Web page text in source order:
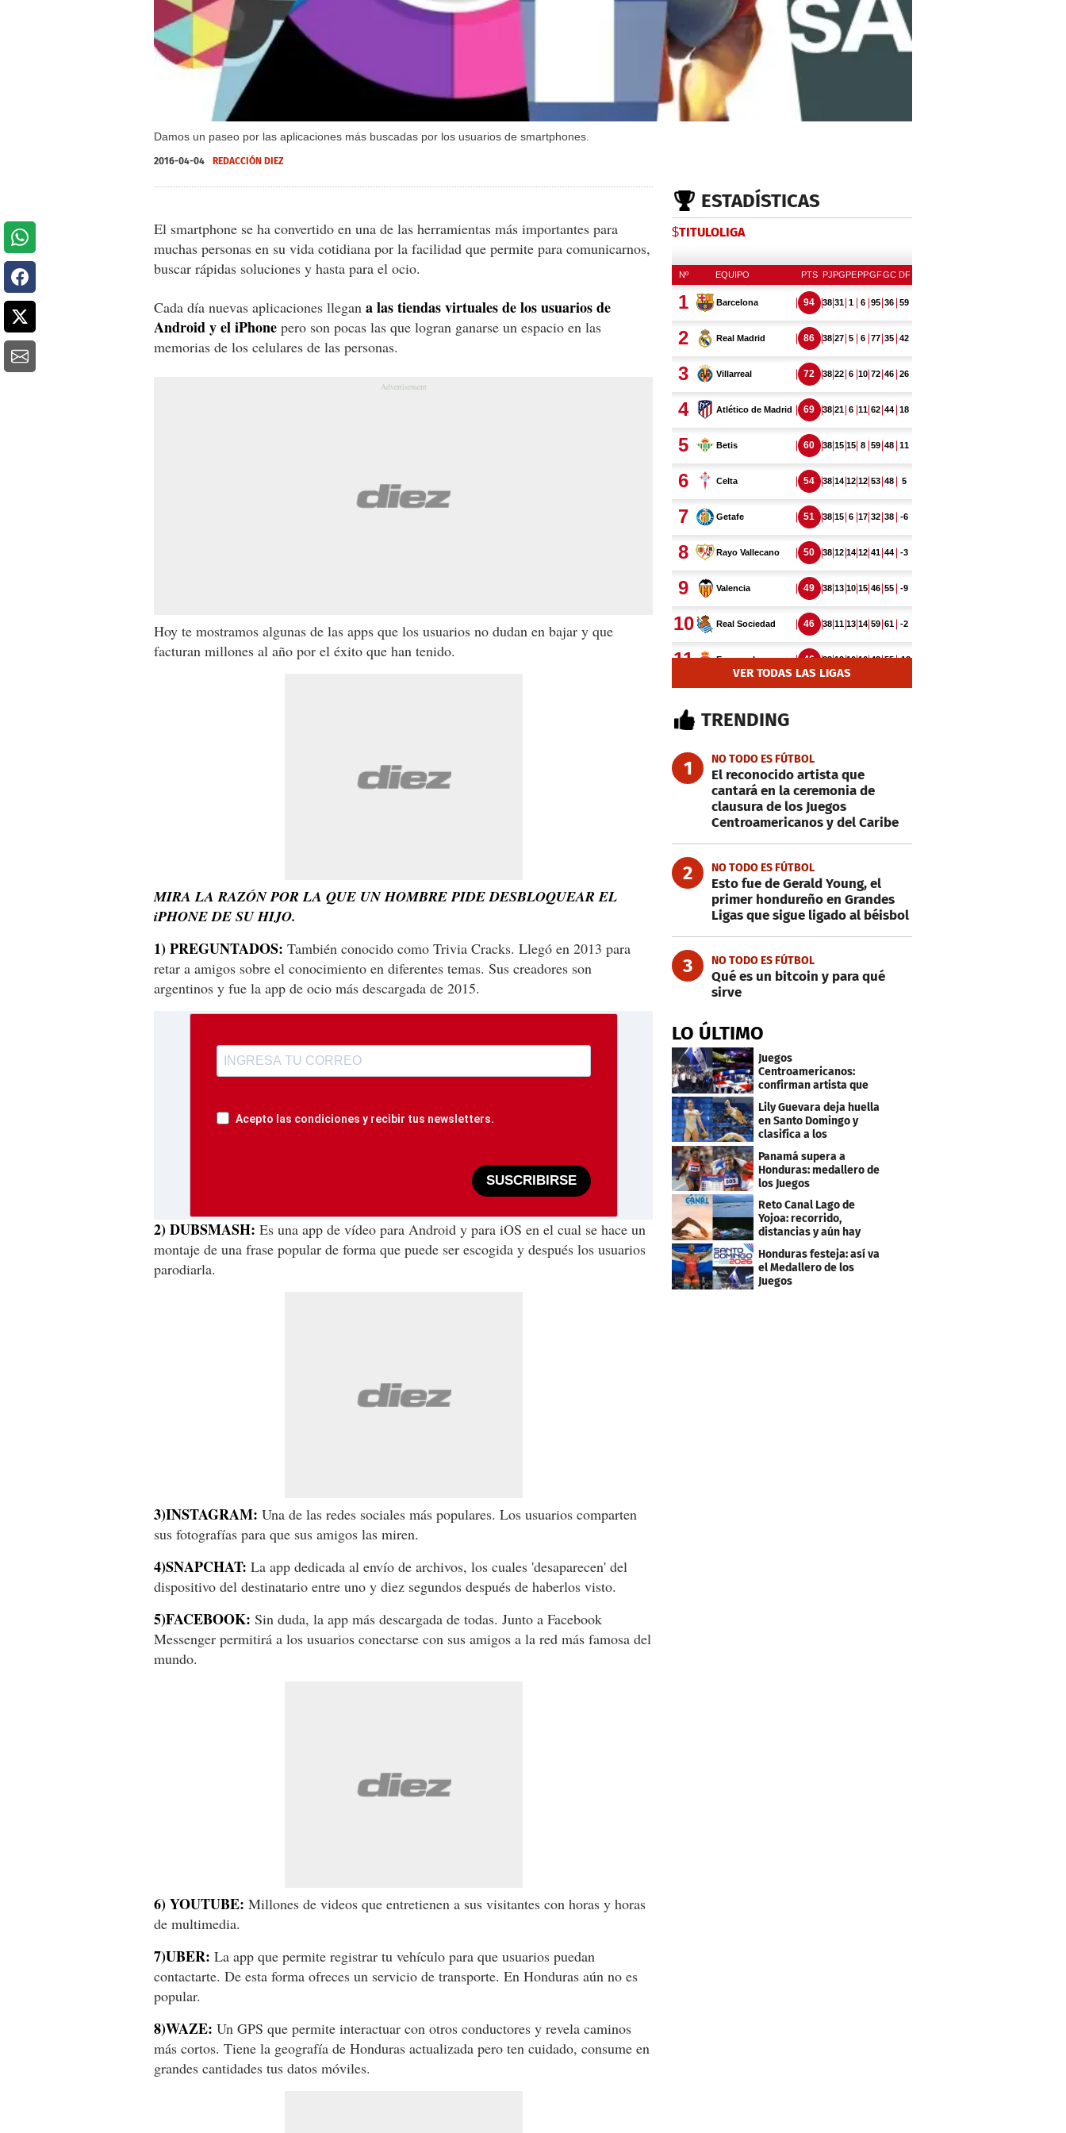
Damos un paseo por las aplicaciones más buscadas por los usuarios de smartphones.
2016-04-04 REDACCIÓN DIEZ
El smartphone se ha convertido en una de las herramientas más importantes para
muchas personas en su vida cotidiana por la facilidad que permite para comunicarnos,
buscar rápidas soluciones y hasta para el ocio.
Cada día nuevas aplicaciones llegan a las tiendas virtuales de los usuarios de
Android y el iPhone pero son pocas las que logran ganarse un espacio en las
memorias de los celulares de las personas.
Hoy te mostramos algunas de las apps que los usuarios no dudan en bajar y que
facturan millones al año por el éxito que han tenido.
MIRA LA RAZÓN POR LA QUE UN HOMBRE PIDE DESBLOQUEAR EL
iPHONE DE SU HIJO.
1) PREGUNTADOS: También conocido como Trivia Cracks. Llegó en 2013 para
retar a amigos sobre el conocimiento en diferentes temas. Sus creadores son
argentinos y fue la app de ocio más descargada de 2015.
Acepto las condiciones y recibir tus newsletters.
SUSCRIBIRSE
2) DUBSMASH: Es una app de vídeo para Android y para iOS en el cual se hace un
montaje de una frase popular de forma que puede ser escogida y después los usuarios
parodiarla.
3)INSTAGRAM: Una de las redes sociales más populares. Los usuarios comparten
sus fotografías para que sus amigos las miren.
4)SNAPCHAT: La app dedicada al envío de archivos, los cuales 'desaparecen' del
dispositivo del destinatario entre uno y diez segundos después de haberlos visto.
5)FACEBOOK: Sin duda, la app más descargada de todas. Junto a Facebook
Messenger permitirá a los usuarios conectarse con sus amigos a la red más famosa del
mundo.
6) YOUTUBE: Millones de videos que entretienen a sus visitantes con horas y horas
de multimedia.
7)UBER: La app que permite registrar tu vehículo para que usuarios puedan
contactarte. De esta forma ofreces un servicio de transporte. En Honduras aún no es
popular.
8)WAZE: Un GPS que permite interactuar con otros conductores y revela caminos
más cortos. Tiene la geografía de Honduras actualizada pero ten cuidado, consume en
grandes cantidades tus datos móviles.
ESTADÍSTICAS
$TITULOLIGA
VER TODAS LAS LIGAS
TRENDING
1 NO TODO ES FÚTBOL
El reconocido artista que
cantará en la ceremonia de
clausura de los Juegos
Centroamericanos y del Caribe
2 NO TODO ES FÚTBOL
Esto fue de Gerald Young, el
primer hondureño en Grandes
Ligas que sigue ligado al béisbol
3 NO TODO ES FÚTBOL
Qué es un bitcoin y para qué
sirve
LO ÚLTIMO
Juegos
Centroamericanos:
confirman artista que
cantará en la ceremonia
de clausura
Lily Guevara deja huella
en Santo Domingo y
clasifica a los
Panamericanos de Lima
2027
Panamá supera a
Honduras: medallero de
los Juegos
Centroamericanos
Reto Canal Lago de
Yojoa: recorrido,
distancias y aún hay
Honduras festeja: así va
el Medallero de los
Juegos